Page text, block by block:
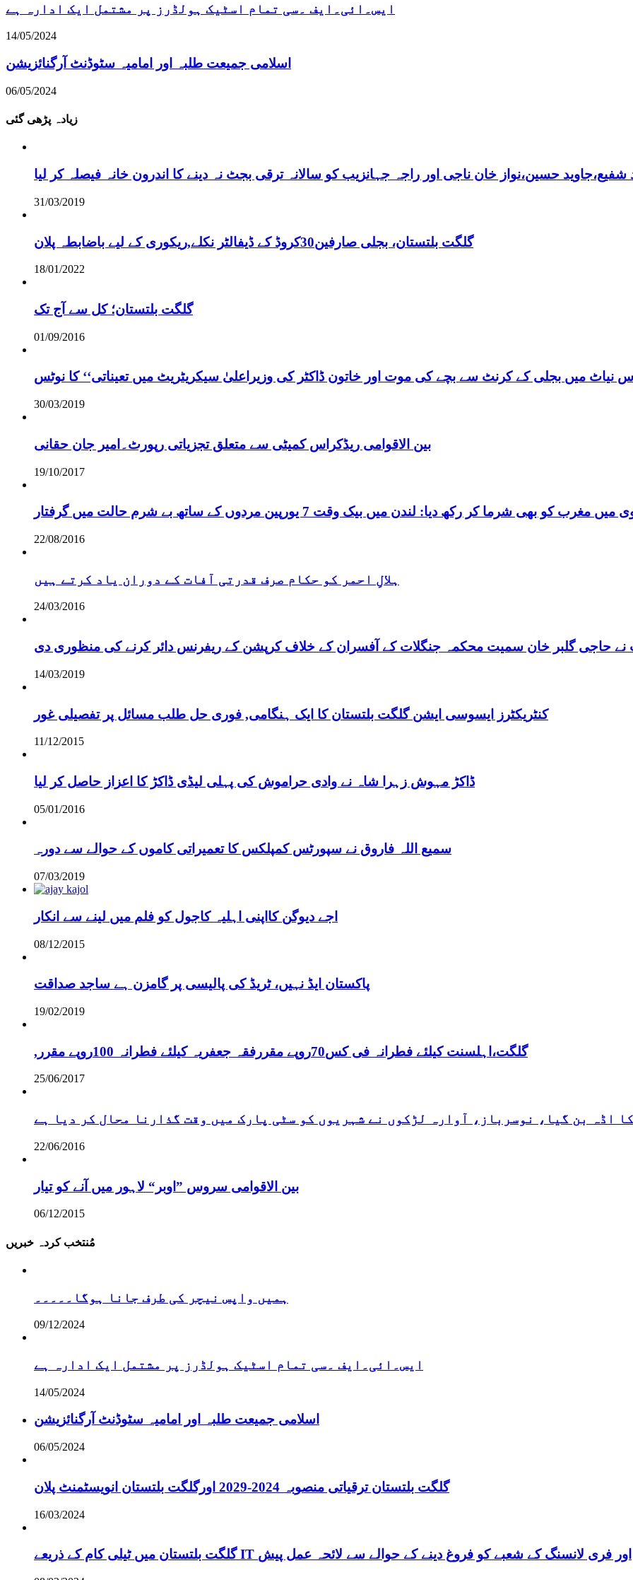
ایس۔ائی۔ایف ۔سی تمام اسٹیک ہولڈرز پر مشتمل ایک ادارہ ہے
14/05/2024
اسلامی جمیعت طلبہ اور امامیہ سٹوڈنٹ آرگنائزیشن
06/05/2024
زیادہ پڑھی گئی
حسین،نواز خان ناجی اور راجہ جہانزیب کو سالانہ ترقی بجٹ نہ دینے کا اندرون خانہ فیصلہ کر لیا
31/03/2019
گلگت بلتستان، بجلی صارفین30کروڈ کے ڈیفالٹر نکلے,ریکوری کے لیے باضابطہ پلان
18/01/2022
گلگت بلتستان؛ کل سے آج تک
01/09/2016
نیاٹ میں بجلی کے کرنٹ سے بچے کی موت اور خاتون ڈاکٹر کی وزیراعلیٰ سیکریٹریٹ میں تعیناتی‘‘ کا نوٹس
30/03/2019
بین الاقوامی ریڈکراس کمیٹی سے متعلق تجزیاتی رپورٹ۔امیر جان حقانی
19/10/2017
کر رکھ دیا: لندن میں بیک وقت 7 یورپین مردوں کے ساتھ بے شرم حالت میں گرفتار
22/08/2016
ہلالِ احمر کو حکام صرف قدرتی آفات کے دوران یاد کرتے ہیں
24/03/2016
نے حاجی گلبر خان سمیت محکمہ جنگلات کے آفسران کے خلاف کرپشن کے ریفرنس دائر کرنے کی منظوری دی
14/03/2019
کنٹریکٹرز ایسوسی ایشن گلگت بلتستان کا ایک ہنگامی, فوری حل طلب مسائل پر تفصیلی غور
11/12/2015
ڈاکڑ مہوش زہرا شاہ نے وادی حراموش کی پہلی لیڈی ڈاکڑ کا اعزاز حاصل کر لیا
05/01/2016
سمیع اللہ فاروق نے سپورٹس کمپلکس کا تعمیراتی کاموں کے حوالے سے دورہ
07/03/2019
اجے دیوگن کااپنی اہلیہ کاجول کو فلم میں لینے سے انکار
08/12/2015
پاکستان ایڈ نہیں، ٹریڈ کی پالیسی پر گامزن ہے ساجد صداقت
19/02/2019
,گلگت،اہلسنت کیلئے فطرانہ فی کس70روپے مقررفقہ جعفریہ کیلئے فطرانہ 100روپے مقرر
25/06/2017
اڈہ بن گیا، نوسرباز، آوارہ لڑکوں نے شہریوں کو سٹی پارک میں وقت گذارنا محال کر دیا ہے
22/06/2016
بین الاقوامی سروس ”اوبر“ لاہور میں آنے کو تیار
06/12/2015
مُنتخب کردہ خبریں
ہمیں واپس نیچر کی طرف جانا ہوگا۔۔۔۔۔
09/12/2024
ایس۔ائی۔ایف ۔سی تمام اسٹیک ہولڈرز پر مشتمل ایک ادارہ ہے
14/05/2024
اسلامی جمیعت طلبہ اور امامیہ سٹوڈنٹ آرگنائزیشن
06/05/2024
گلگت بلتستان ترقیاتی منصوبہ 2024-2029 اورگلگت بلتستان انویسٹمنٹ پلان
16/03/2024
گلگت بلتستان میں ٹیلی کام کے ذریعے IT اور فری لانسنگ کے شعبے کو فروغ دینے کے حوالے سے لائحہ عمل پیش